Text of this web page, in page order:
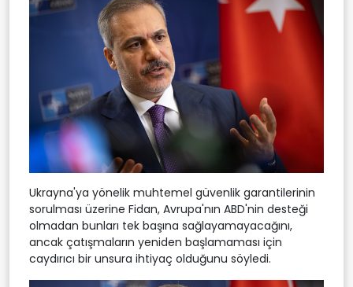
Ukrayna'ya yönelik muhtemel güvenlik garantilerinin
sorulması üzerine Fidan, Avrupa'nın ABD'nin desteği
olmadan bunları tek başına sağlayamayacağını,
ancak çatışmaların yeniden başlamaması için
caydırıcı bir unsura ihtiyaç olduğunu söyledi.